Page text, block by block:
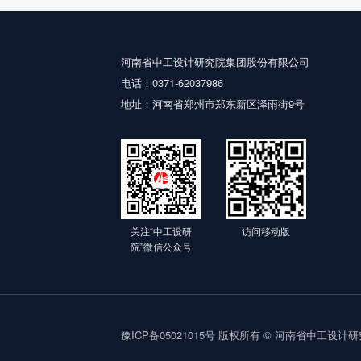
河南省中工设计研究院集团股份有限公司
电话：0371-62037986
地址：河南省郑州市郑东新区泽雨街9号
关注“中工设研
院”微信公众号
访问移动版
豫ICP备05021015号 版权所有 © 河南省中工设计